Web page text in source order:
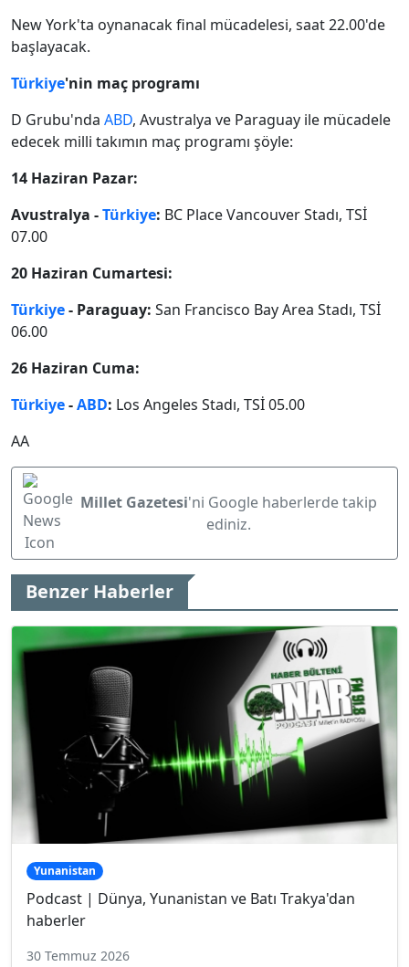
New York'ta oynanacak final mücadelesi, saat 22.00'de
başlayacak.
Türkiye'nin maç programı
D Grubu'nda ABD, Avustralya ve Paraguay ile mücadele
edecek milli takımın maç programı şöyle:
14 Haziran Pazar:
Avustralya -Türkiye: BC Place Vancouver Stadı, TSİ
07.00
20 Haziran Cumartesi:
Türkiye- Paraguay: San Francisco Bay Area Stadı, TSİ
06.00
26 Haziran Cuma:
Türkiye-ABD: Los Angeles Stadı, TSİ 05.00
AA
Millet Gazetesi'ni Google haberlerde takip
ediniz.
Benzer Haberler
Yunanistan
Podcast | Dünya, Yunanistan ve Batı Trakya'dan
haberler
30 Temmuz 2026